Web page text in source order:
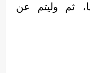
ثم وليتم عن